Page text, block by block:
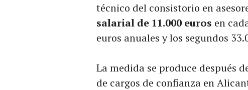
técnico del consistorio en
salarial de 11.000 euros en
euros anuales y los segundos
La medida se produce después
de cargos de confianza en